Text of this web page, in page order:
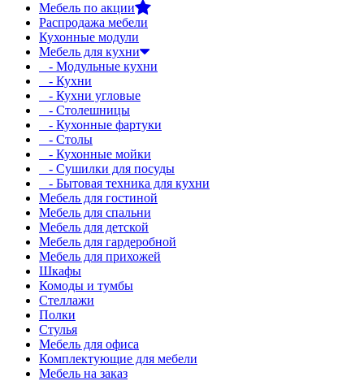
Мебель по акции
Распродажа мебели
Кухонные модули
Мебель для кухни
- Модульные кухни
- Кухни
- Кухни угловые
- Столешницы
- Кухонные фартуки
- Столы
- Кухонные мойки
- Сушилки для посуды
- Бытовая техника для кухни
Мебель для гостиной
Мебель для спальни
Мебель для детской
Мебель для гардеробной
Мебель для прихожей
Шкафы
Комоды и тумбы
Стеллажи
Полки
Стулья
Мебель для офиса
Комплектующие для мебели
Мебель на заказ